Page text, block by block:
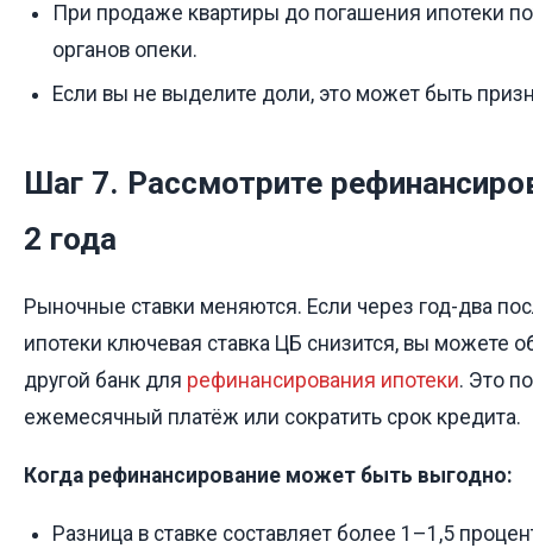
При продаже квартиры до погашения ипотеки
органов опеки.
Если вы не выделите доли, это может быть
Шаг 7. Рассмотрите
2 года
Рыночные ставки меняются. Если через год-два
ипотеки ключевая ставка ЦБ снизится, вы можете
другой банк для рефинансирования ипотеки. Это
ежемесячный платёж или сократить срок кредита.
Когда рефинансирование может быть выгодно:
Разница в ставке составляет более 1–1,5